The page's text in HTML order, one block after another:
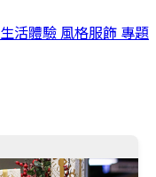
生活體驗 風格服飾 專題